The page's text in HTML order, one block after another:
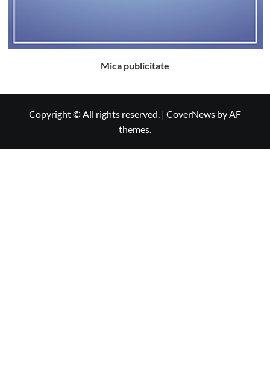
Mica publicitate
Copyright © All rights reserved. | CoverNews by AF
themes.